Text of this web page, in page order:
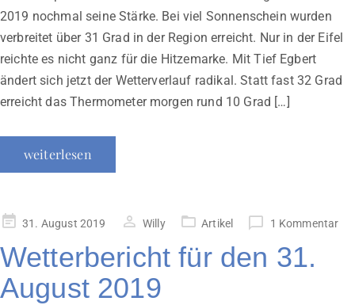
2019 nochmal seine Stärke. Bei viel Sonnenschein wurden
verbreitet über 31 Grad in der Region erreicht. Nur in der Eifel
reichte es nicht ganz für die Hitzemarke. Mit Tief Egbert
ändert sich jetzt der Wetterverlauf radikal. Statt fast 32 Grad
erreicht das Thermometer morgen rund 10 Grad […]
weiterlesen
Veröffentlicht
31. August 2019 Willy Artikel 1 Kommentar
Wetterbericht für den 31.
August 2019